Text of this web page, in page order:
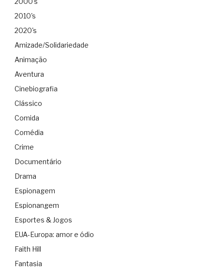
2010's
2020's
Amizade/Solidariedade
Animação
Aventura
Cinebiografia
Clássico
Comida
Comédia
Crime
Documentário
Drama
Espionagem
Espionangem
Esportes & Jogos
EUA-Europa: amor e ódio
Faith Hill
Fantasia